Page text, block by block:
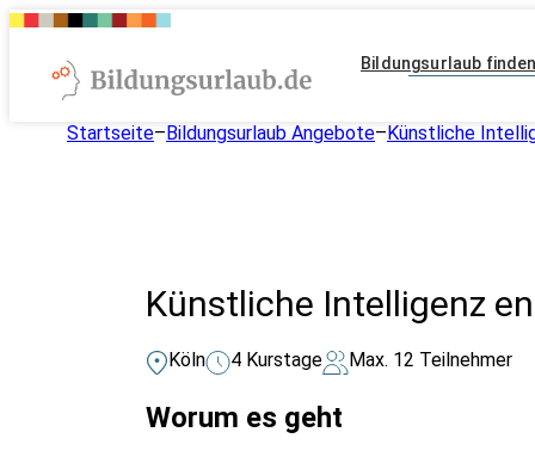
Bildungsurlaub finden
Startseite–Bildungsurlaub Angebote–Künstliche
Künstliche Intelligenz
Köln 4 Kurstage Max. 12 Teilnehmer
Worum es geht